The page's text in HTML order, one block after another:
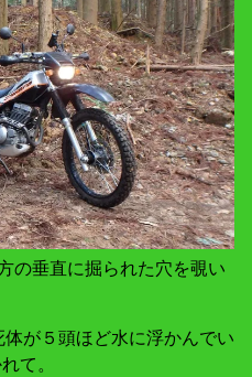
の垂直に掘られた穴を覗い
が５頭ほど水に浮かんでい
て。